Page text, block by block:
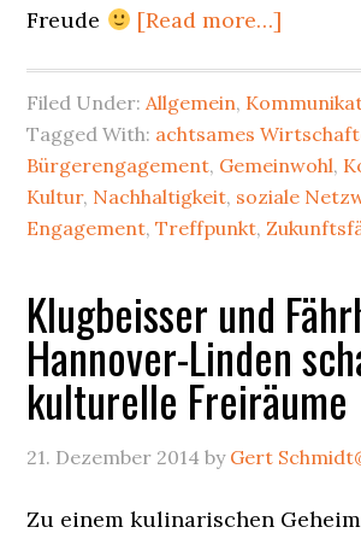
Freude
[Read more…]about
das
fb-
Konto
löschen
Filed Under:Allgemein,
Tagged With: achtsames
Bürgerengagement, Gemeinwohl,
Kultur, Nachhaltigkeit, soziale
Engagement,Treffpunkt,
Klugbeisser und
Hannover-Linden
kulturelle Freiräume
21. Dezember 2014 by Gert
Zu einem kulinarischen